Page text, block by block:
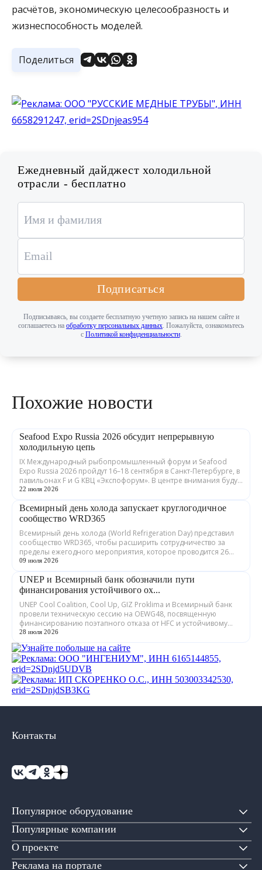
расчётов, экономическую целесообразность и
жизнеспособность моделей.
Поделиться
Ежедневный дайджест холодильной
отрасли - бесплатно
Подписаться
Подписываясь, вы создаете бесплатную учетную запись на нашем сайте и
соглашаетесь на обработку персональных данных . Пожалуйста, ознакомьтесь
с Политикой конфиденциальности.
Похожие новости
Seafood Expo Russia 2026 обсудит непрерывную
холодильную цепь
IX Международный рыбопромышленный форум и Seafood
Expo Russia 2026 пройдут 16–18 сентября в Санкт-Петербурге, в
павильонах F и G КВЦ «Экспофорум». В центре внимания будут
устойчивые цепочки пос...
22 июля 2026
Всемирный день холода запускает круглогодичное
сообщество WRD365
Всемирный день холода (World Refrigeration Day) представил
сообщество WRD365, чтобы расширить сотрудничество за
пределы ежегодного мероприятия, которое проводится 26
июня. Инициатива объединяет...
09 июля 2026
UNEP и Всемирный банк обозначили пути
финансирования устойчивого ох...
UNEP Cool Coalition, Cool Up, GIZ Proklima и Всемирный банк
провели техническую сессию на OEWG48, посвященную
финансированию поэтапного отказа от HFC и устойчивому
охлаждению. Участники рассмотр...
28 июля 2026
Популярное оборудование
Популярные компании
О проекте
Реклама на портале
Контакты